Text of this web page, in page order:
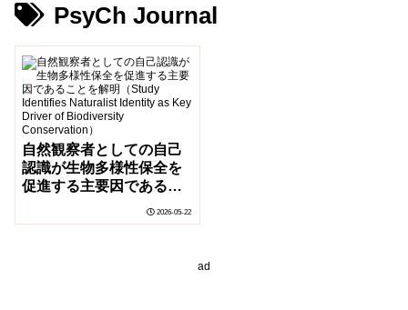
PsyCh Journal
自然観察者としての自己
認識が生物多様性保全を
促進する主要因であるこ
Identifies Naturalist
2026-05-22
ad